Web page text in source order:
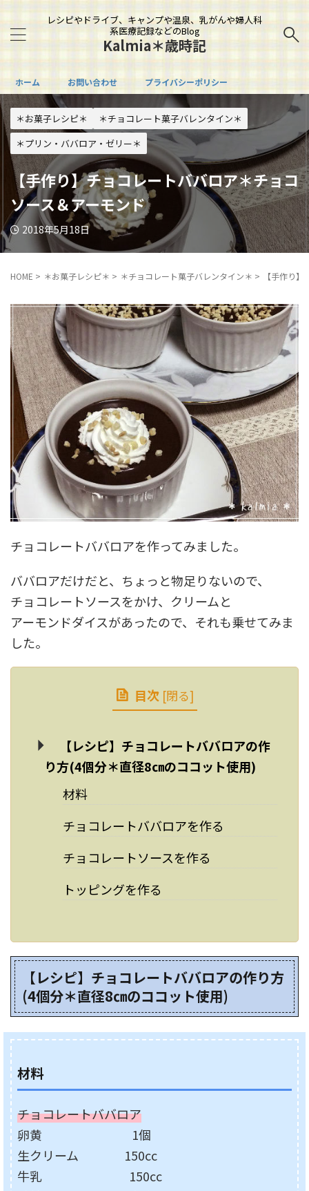
レシピやドライブ、キャンプや温泉、乳がんや婦人科
系医療記録などのBlog
Kalmia＊歳時記
ホーム お問い合わせ プライバシーポリシー
＊お菓子レシピ＊
＊チョコレート菓子バレンタイン＊
＊プリン・ババロア・ゼリー＊
【手作り】チョコレートババロア＊チョコ
ソース＆アーモンド
2018年5月18日
HOME > ＊お菓子レシピ＊ > ＊チョコレート菓子バレンタイン＊ > 【手作り
チョコレートババロアを作ってみました。
ババロアだけだと、ちょっと物足りないので、
チョコレートソースをかけ、クリームと
アーモンドダイスがあったので、それも乗せてみま
した。
目次 [閉る]
【レシピ】チョコレートババロアの作
り方(4個分＊直径8㎝のココット使用)
材料
チョコレートババロアを作る
チョコレートソースを作る
トッピングを作る
【レシピ】チョコレートババロアの作り方
(4個分＊直径8㎝のココット使用)
材料
チョコレートババロア
卵黄 1個
生クリーム 150cc
牛乳 150cc